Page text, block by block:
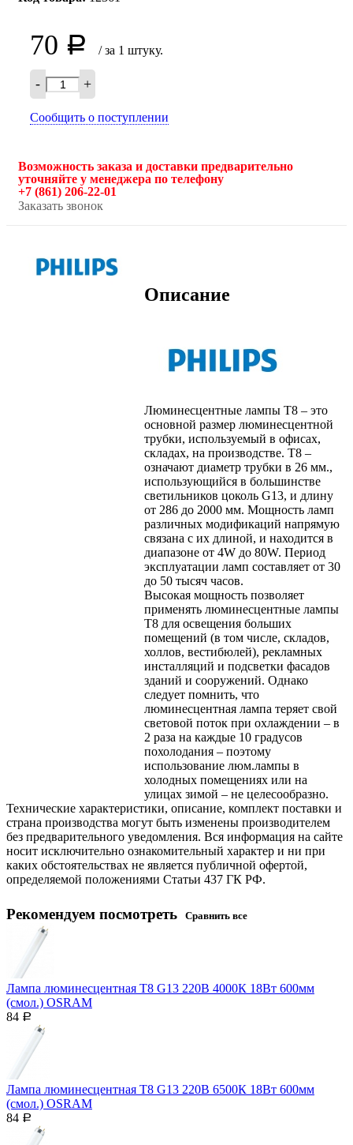
70 Р / за 1 штуку.
- +
Сообщить о поступлении
Возможность заказа и доставки предварительно
уточняйте у менеджера по телефону
+7 (861) 206-22-01
Заказать звонок
Описание
Люминесцентные лампы Т8 – это
основной размер люминесцентной
трубки, используемый в офисах,
складах, на производстве. Т8 –
означают диаметр трубки в 26 мм.,
использующийся в большинстве
светильников цоколь G13, и длину
от 286 до 2000 мм. Мощность ламп
различных модификаций напрямую
связана с их длиной, и находится в
диапазоне от 4W до 80W. Период
эксплуатации ламп составляет от 30
до 50 тысяч часов.
Высокая мощность позволяет
применять люминесцентные лампы
Т8 для освещения больших
помещений (в том числе, складов,
холлов, вестибюлей), рекламных
инсталляций и подсветки фасадов
зданий и сооружений. Однако
следует помнить, что
люминесцентная лампа теряет свой
световой поток при охлаждении – в
2 раза на каждые 10 градусов
похолодания – поэтому
использование люм.лампы в
холодных помещениях или на
улицах зимой – не целесообразно.
Технические характеристики, описание, комплект поставки и
страна производства могут быть изменены производителем
без предварительного уведомления. Вся информация на сайте
носит исключительно ознакомительный характер и ни при
каких обстоятельствах не является публичной офертой,
определяемой положениями Статьи 437 ГК РФ.
Рекомендуем посмотреть Сравнить все
Лампа люминесцентная T8 G13 220В 4000К 18Вт 600мм
(смол.) OSRAM
84 Р
Лампа люминесцентная T8 G13 220В 6500К 18Вт 600мм
(смол.) OSRAM
84 Р